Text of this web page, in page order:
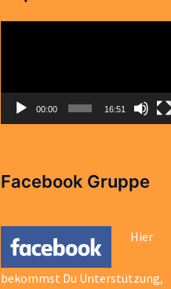
00:00 16:51
Facebook Gruppe
Hier
bekommst Du Unterstützung,